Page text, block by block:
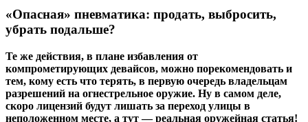
«Опасная» пневматика: продать, выбросить,
убрать подальше?
Те же действия, в плане избавления от
компрометирующих девайсов, можно порекомендовать и
тем, кому есть что терять, в первую очередь владельцам
разрешений на огнестрельное оружие. Ну в самом деле,
скоро лицензий будут лишать за переход улицы в
неположенном месте, а тут — реальная оружейная статья!